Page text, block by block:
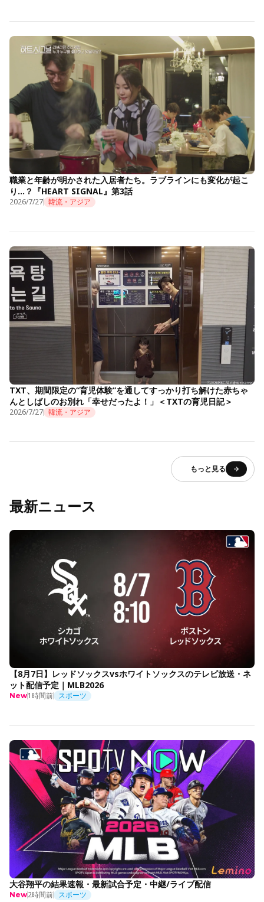
職業と年齢が明かされた入居者たち。ラブラインにも変化が起こ
り…？『HEART SIGNAL』第3話
2026/7/27 韓流・アジア
TXT、期間限定の“育児体験”を通してすっかり打ち解けた赤ちゃ
んとしばしのお別れ「幸せだったよ！」＜TXTの育児日記＞
2026/7/27 韓流・アジア
もっと見る
最新ニュース
【8月7日】レッドソックスvsホワイトソックスのテレビ放送・ネ
ット配信予定｜MLB2026
New1時間前 スポーツ
大谷翔平の結果速報・最新試合予定・中継/ライブ配信
New2時間前 スポーツ